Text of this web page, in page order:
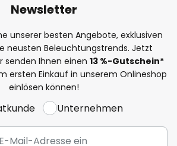
Newsletter
unserer besten Angebote, exklusiven
neusten Beleuchtungstrends. Jetzt
senden Ihnen einen 13 %-Gutschein*
ersten Einkauf in unserem Onlineshop
einlösen können!
Unternehmen